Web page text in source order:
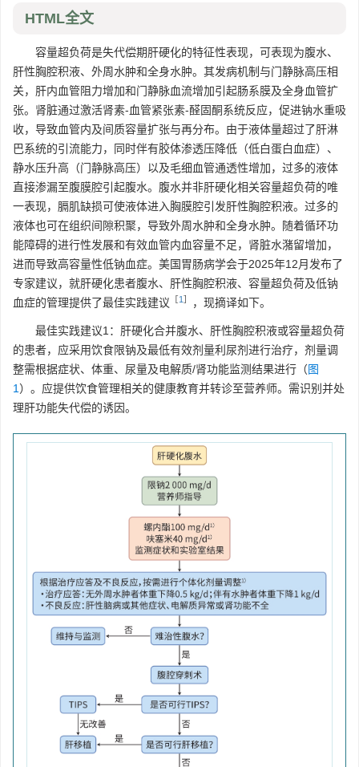
HTML全文
容量超负荷是失代偿期肝硬化的特征性表现，可表现为腹水、
肝性胸腔积液、外周水肿和全身水肿。其发病机制与门静脉高压相
关，肝内血管阻力增加和门静脉血流增加引起肠系膜及全身血管扩
张。肾脏通过激活肾素-血管紧张素-醛固酮系统反应，促进钠水重吸
收，导致血管内及间质容量扩张与再分布。由于液体量超过了肝淋
巴系统的引流能力，同时伴有胶体渗透压降低（低白蛋白血症）、
静水压升高（门静脉高压）以及毛细血管通透性增加，过多的液体
直接渗漏至腹膜腔引起腹水。腹水并非肝硬化相关容量超负荷的唯
一表现，膈肌缺损可使液体进入胸膜腔引发肝性胸腔积液。过多的
液体也可在组织间隙积聚，导致外周水肿和全身水肿。随着循环功
能障碍的进行性发展和有效血管内血容量不足，肾脏水潴留增加，
进而导致高容量性低钠血症。美国胃肠病学会于2025年12月发布了
专家建议，就肝硬化患者腹水、肝性胸腔积液、容量超负荷及低钠
血症的管理提供了最佳实践建议 ［1］ ，现摘译如下。
最佳实践建议1：肝硬化合并腹水、肝性胸腔积液或容量超负荷
的患者，应采用饮食限钠及最低有效剂量利尿剂进行治疗，剂量调
整需根据症状、体重、尿量及电解质/肾功能监测结果进行（图
1）。应提供饮食管理相关的健康教育并转诊至营养师。需识别并处
理肝功能失代偿的诱因。